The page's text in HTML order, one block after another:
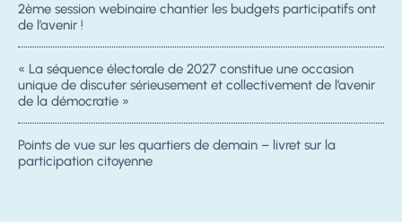
2ème session webinaire chantier les budgets participatifs ont
de l’avenir !
« La séquence électorale de 2027 constitue une occasion
unique de discuter sérieusement et collectivement de l’avenir
de la démocratie »
Points de vue sur les quartiers de demain – livret sur la
participation citoyenne